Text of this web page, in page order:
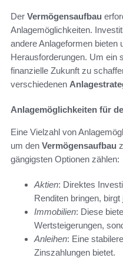
Der Vermögensaufbau
Anlagemöglichkeiten.
andere Anlageformen bieten
Herausforderungen. Um ein
finanzielle Zukunft zu
verschiedenen
Anlagemöglichkeiten für
Eine Vielzahl von
um den Vermögensaufbau
gängigsten Optionen zählen:
Aktien: Direktes
Renditen bringen,
Immobilien: Diese
Wertsteigerungen,
Anleihen: Eine
Zinszahlungen bietet.